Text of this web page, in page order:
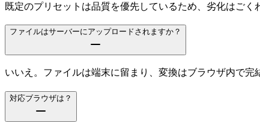
既定のプリセットは品質を優先しているため、劣化はご
ファイルはサーバーにアップロードされますか？
いいえ。ファイルは端末に留まり、変換はブラウザ内で完
対応ブラウザは？